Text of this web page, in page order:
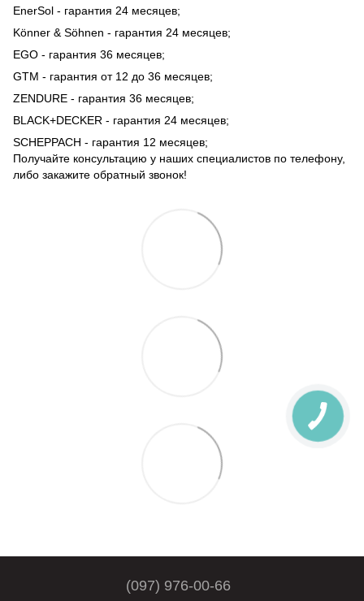
EnerSol - гарантия 24 месяцев;
Könner & Söhnen - гарантия 24 месяцев;
EGO - гарантия 36 месяцев;
GTM - гарантия от 12 до 36 месяцев;
ZENDURE - гарантия 36 месяцев;
BLACK+DECKER - гарантия 24 месяцев;
SCHEPPACH - гарантия 12 месяцев;
Получайте консультацию у наших специалистов по телефону,
либо закажите обратный звонок!
(097) 976-00-66